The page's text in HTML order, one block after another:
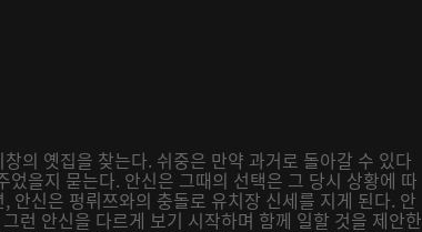
의 옛집을 찾는다. 쉬중은 만약 과거로 돌아갈 수 있다
을지 묻는다. 안신은 그때의 선택은 그 당시 상황에 따
안신은 펑뤼쯔와의 충돌로 유치장 신세를 지게 된다. 안
런 안신을 다르게 보기 시작하며 함께 일할 것을 제안한